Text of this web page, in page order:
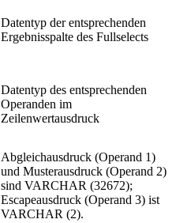
Datentyp der entsprechenden
Ergebnisspalte des Fullselects
Datentyp des entsprechenden
Operanden im
Zeilenwertausdruck
Abgleichausdruck (Operand 1)
und Musterausdruck (Operand 2)
sind VARCHAR (32672);
Escapeausdruck (Operand 3) ist
VARCHAR (2).